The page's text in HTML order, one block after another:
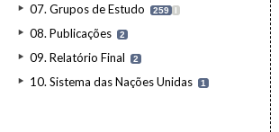
07. Grupos de Estudo 259 I
08. Publicações 2
09. Relatório Final 2
10. Sistema das Nações Unidas 1